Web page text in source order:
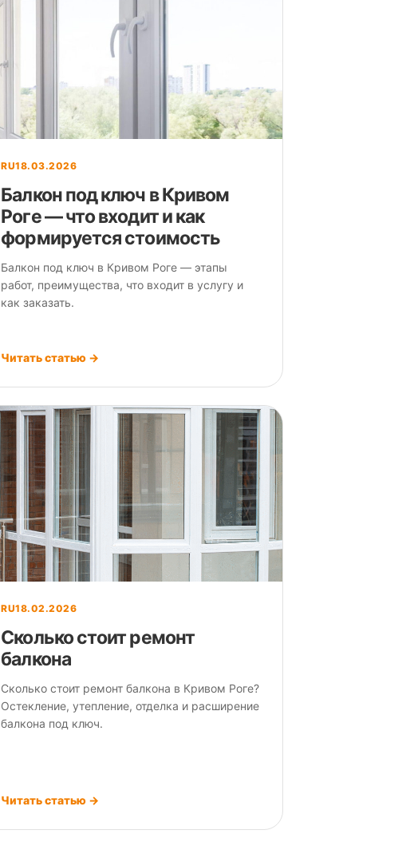
RU18.03.2026
Балкон под ключ в Кривом
Роге — что входит и как
формируется стоимость
Балкон под ключ в Кривом Роге — этапы
работ, преимущества, что входит в услугу и
как заказать.
Читать статью →
RU18.02.2026
Сколько стоит ремонт
балкона
Сколько стоит ремонт балкона в Кривом Роге?
Остекление, утепление, отделка и расширение
балкона под ключ.
Читать статью →